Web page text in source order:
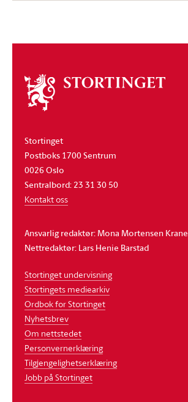
Om
stortinget
Stortinget
Postboks 1700 Sentrum
0026 Oslo
Sentralbord: 23 31 30 50
Kontakt oss
Ansvarlig redaktør: Mona Mortensen Krane
Nettredaktør: Lars Henie Barstad
Stortinget undervisning
Stortingets mediearkiv
Ordbok for Stortinget
Nyhetsbrev
Om nettstedet
Personvernerklæring
Tilgjengelighetserklæring
Jobb på Stortinget